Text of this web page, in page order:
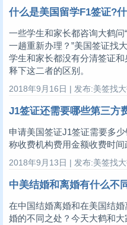
什么是美国留学F1签证?
一些学生和家长都咨询大鹤
一趟重新办理？”美国签证找
学生和家长都没有分清签证
释下这二者的区别。
2018年9月16日 | 发布:美签找
J1签证还需要哪些第三方
申请美国签证J1签证需要多
称收费机构费用金额收费时间
2018年9月13日 | 发布:美签找
中美结婚和离婚有什么不
在中国结婚离婚和在美国结
婚的不同之处？今天大鹤和